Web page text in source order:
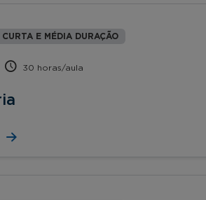
CURTA E MÉDIA DURAÇÃO
30 horas/aula